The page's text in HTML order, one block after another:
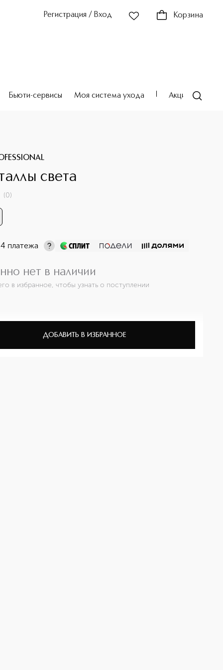
Регистрация / Вход Корзина
Бьюти-сервисы Моя система ухода Акции
света
(0)
платежа
нет в наличии
в избранное, чтобы узнать о поступлении
ДОБАВИТЬ В ИЗБРАННОЕ